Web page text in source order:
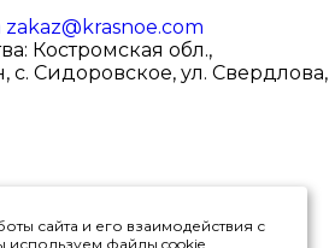
zakaz@krasnoe.com
Костромская обл.,
с. Сидоровское, ул. Свердлова,
ювелирных изделий от
сайта и его взаимодействия с
используем файлы cookie.